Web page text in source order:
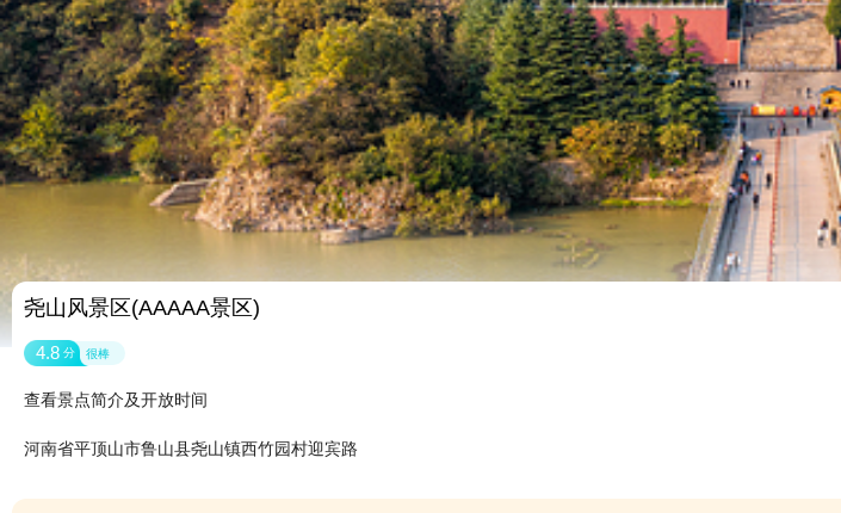
尧山风景区(AAAAA景区)
4.8 分 很棒
查看景点简介及开放时间
河南省平顶山市鲁山县尧山镇西竹园村迎宾路